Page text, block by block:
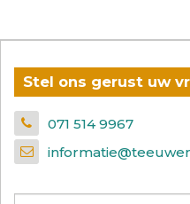
Stel ons gerust uw
071 514 9967